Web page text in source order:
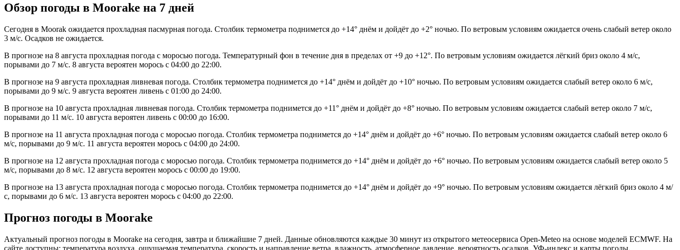
Обзор погоды в Moorakе на 7 дней
Сегодня в Moorak ожидается прохладная пасмурная погода. Столбик термометра поднимется до +14° днём и дойдёт до +2° ночью. По ветровым условиям ожидается очень слабый ветер около
3 м/с. Осадков не ожидается.
В прогнозе на 8 августа прохладная погода с моросью погода. Температурный фон в течение дня в пределах от +9 до +12°. По ветровым условиям ожидается лёгкий бриз около 4 м/с,
порывами до 7 м/с. 8 августа вероятен морось с 04:00 до 22:00.
В прогнозе на 9 августа прохладная ливневая погода. Столбик термометра поднимется до +14° днём и дойдёт до +10° ночью. По ветровым условиям ожидается слабый ветер около 6 м/с,
порывами до 9 м/с. 9 августа вероятен ливень с 01:00 до 24:00.
В прогнозе на 10 августа прохладная ливневая погода. Столбик термометра поднимется до +11° днём и дойдёт до +8° ночью. По ветровым условиям ожидается слабый ветер около 7 м/с,
порывами до 11 м/с. 10 августа вероятен ливень с 00:00 до 16:00.
В прогнозе на 11 августа прохладная погода с моросью погода. Столбик термометра поднимется до +14° днём и дойдёт до +6° ночью. По ветровым условиям ожидается слабый ветер около 6
м/с, порывами до 9 м/с. 11 августа вероятен морось с 04:00 до 24:00.
В прогнозе на 12 августа прохладная погода с моросью погода. Столбик термометра поднимется до +14° днём и дойдёт до +6° ночью. По ветровым условиям ожидается слабый ветер около 5
м/с, порывами до 8 м/с. 12 августа вероятен морось с 00:00 до 19:00.
В прогнозе на 13 августа прохладная погода с моросью погода. Столбик термометра поднимется до +14° днём и дойдёт до +9° ночью. По ветровым условиям ожидается лёгкий бриз около 4 м/
с, порывами до 6 м/с. 13 августа вероятен морось с 04:00 до 22:00.
Прогноз погоды в Moorakе
Актуальный прогноз погоды в Moorakе на сегодня, завтра и ближайшие 7 дней. Данные обновляются каждые 30 минут из открытого метеосервиса Open-Meteo на основе моделей ECMWF. На